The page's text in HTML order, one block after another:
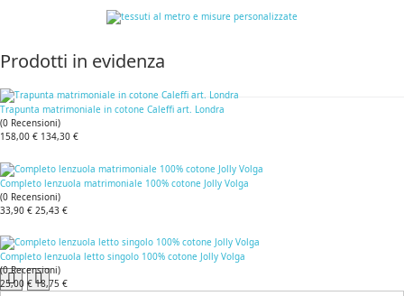
Prodotti in evidenza
Trapunta matrimoniale in cotone Caleffi art. Londra
(0 Recensioni)
158,00 € 134,30 €
Completo lenzuola matrimoniale 100% cotone Jolly Volga
(0 Recensioni)
33,90 € 25,43 €
Completo lenzuola letto singolo 100% cotone Jolly Volga
(0Recensioni)
25,00 € 18,75 €